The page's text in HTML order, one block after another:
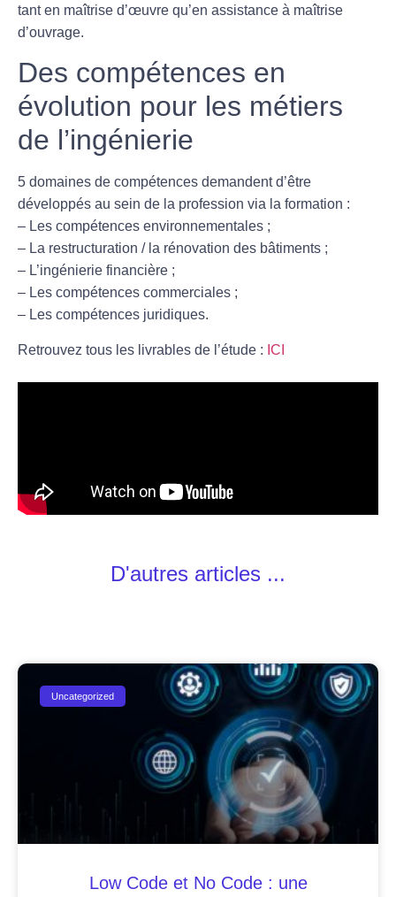
tant en maîtrise d’œuvre qu’en assistance à maîtrise
d’ouvrage.
Des compétences en
évolution pour les métiers
de l’ingénierie
5 domaines de compétences demandent d’être
développés au sein de la profession via la formation :
– Les compétences environnementales ;
– La restructuration / la rénovation des bâtiments ;
– L’ingénierie financière ;
– Les compétences commerciales ;
– Les compétences juridiques.
Retrouvez tous les livrables de l’étude : ICI
D'autres articles ...
Uncategorized
Low Code et No Code : une